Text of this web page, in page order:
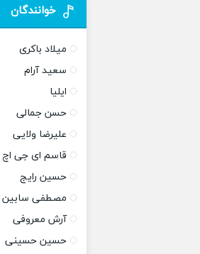
خوانندگان
میلاد باکری
سعید آرام
ایلیا
حسن جمالی
علیرضا ولایی
قاسم ای جی اچ
حسین رایج
مصطفی سابین
آرش معروفی
حسین حسینی